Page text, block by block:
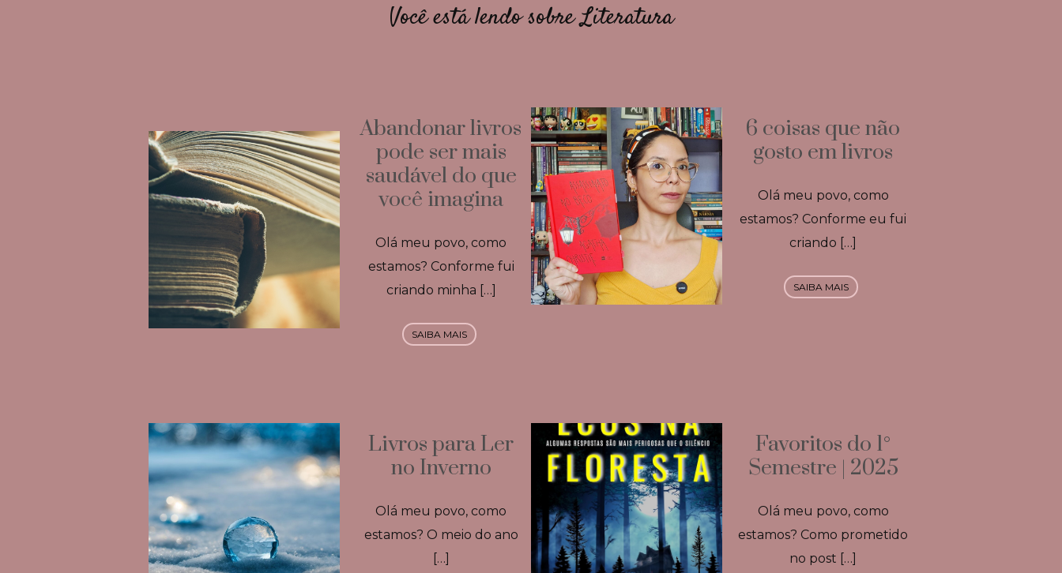
Você está lendo sobre Literatura
Abandonar livros
pode ser mais
saudável do que
você imagina
Olá meu povo, como
estamos? Conforme fui
criando minha […]
SAIBA MAIS
6 coisas que não
gosto em livros
Olá meu povo, como
estamos? Conforme eu fui
criando […]
SAIBA MAIS
Livros para Ler
no Inverno
Olá meu povo, como
estamos? O meio do ano
[…]
Favoritos do 1°
Semestre | 2025
Olá meu povo, como
estamos? Como prometido
no post […]